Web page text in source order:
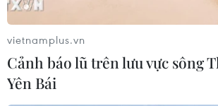
vietnamplus.vn
Cảnh báo lũ trên lưu vực sông
Yên Bái